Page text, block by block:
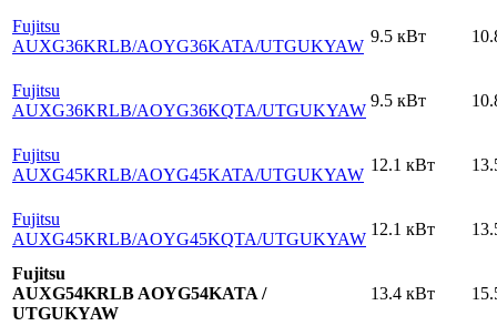
Fujitsu
AUXG36KRLB/AOYG36KATA/UTGUKYAW
9.5 кВт
Fujitsu
AUXG36KRLB/AOYG36KQTA/UTGUKYAW
9.5 кВт
Fujitsu
AUXG45KRLB/AOYG45KATA/UTGUKYAW
12.1 кВт
Fujitsu
AUXG45KRLB/AOYG45KQTA/UTGUKYAW
12.1 кВт
Fujitsu
AUXG54KRLB AOYG54KATA /
UTGUKYAW
13.4 кВт